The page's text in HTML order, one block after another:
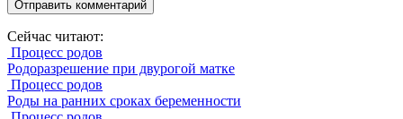
Сейчас читают:
Процесс родов
Родоразрешение при двурогой матке
Процесс родов
Роды на ранних сроках беременности